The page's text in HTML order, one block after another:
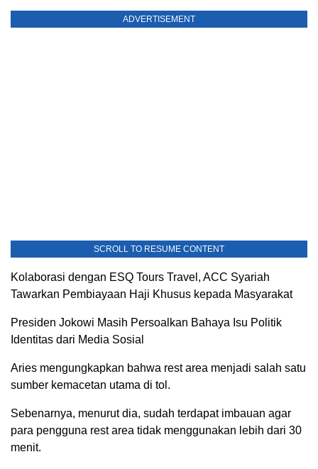
ADVERTISEMENT
SCROLL TO RESUME CONTENT
Kolaborasi dengan ESQ Tours Travel, ACC Syariah
Tawarkan Pembiayaan Haji Khusus kepada Masyarakat
Presiden Jokowi Masih Persoalkan Bahaya Isu Politik
Identitas dari Media Sosial
Aries mengungkapkan bahwa rest area menjadi salah satu
sumber kemacetan utama di tol.
Sebenarnya, menurut dia, sudah terdapat imbauan agar
para pengguna rest area tidak menggunakan lebih dari 30
menit.